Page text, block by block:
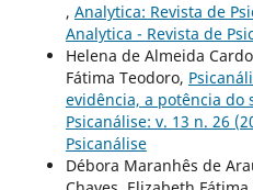
, Analytica: Revista de
Analytica - Revista de
Helena de Almeida
Fátima Teodoro,
evidência, a potência do
Psicanálise: v. 13 n. 26
Psicanálise
Débora Maranhês de